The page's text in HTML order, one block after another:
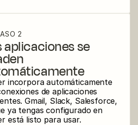
2
aplicaciones se
incorpora automáticamente
de aplicaciones
Gmail, Slack, Salesforce,
ya tengas configurado en
está listo para usar.